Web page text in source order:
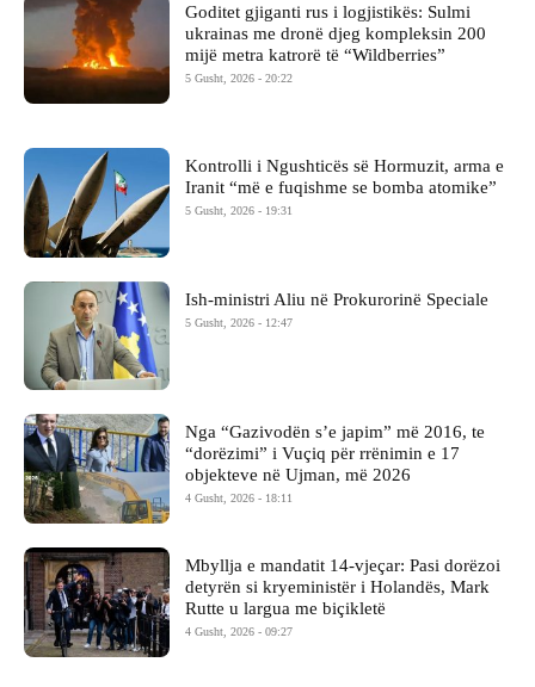
Goditet gjiganti rus i logjistikës: Sulmi
ukrainas me dronë djeg kompleksin 200
mijë metra katrorë të “Wildberries”
5 Gusht, 2026 - 20:22
Kontrolli i Ngushticës së Hormuzit, arma e
Iranit “më e fuqishme se bomba atomike”
5 Gusht, 2026 - 19:31
Ish-ministri ​Aliu në Prokurorinë Speciale
5 Gusht, 2026 - 12:47
Nga “Gazivodën s’e japim” më 2016, te
“dorëzimi” i Vuçiq për rrënimin e 17
objekteve në Ujman, më 2026
4 Gusht, 2026 - 18:11
Mbyllja e mandatit 14-vjeçar: Pasi dorëzoi
detyrën si kryeministër i Holandës, Mark
Rutte u largua me biçikletë
4 Gusht, 2026 - 09:27